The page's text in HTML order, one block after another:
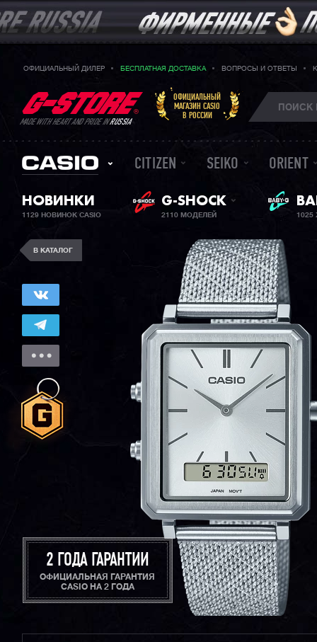
ОФИЦИАЛЬНЫЙ ДИЛЕР БЕСПЛАТНАЯ ДОСТАВКА ВОПРОСЫ И ОТВЕТЫ
MADE WITH HEART AND PRIDE INRUSSIA
ОФИЦИАЛЬНЫЙ
МАГАЗИН CASIO
В РОССИИ
CITIZEN SEIKO ORIENT
НОВИНКИ
1129 НОВИНОК CASIO
G-SHOCK
2110 МОДЕЛЕЙ
В КАТАЛОГ
2 ГОДА ГАРАНТИИ
ОФИЦИАЛЬНАЯ ГАРАНТИЯ
CASIO НА 2 ГОДА